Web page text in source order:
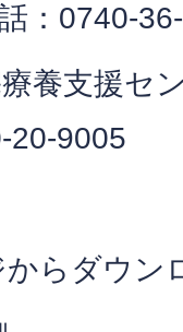
：0740-
養支援セ
9005
らダウン